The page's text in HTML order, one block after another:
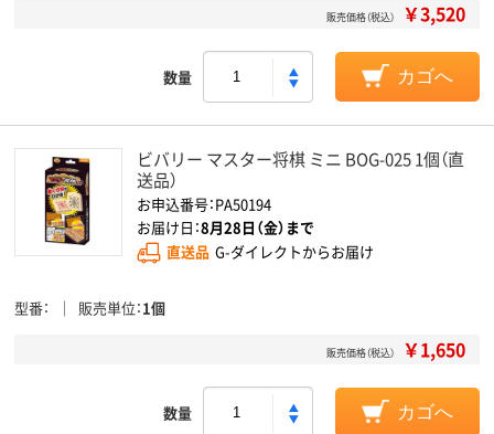
販売価格（税込） ￥3,520
数量 カゴへ
ビバリー マスター将棋 ミニ BOG-025 1個（直
送品）
お申込番号：PA50194
お届け日：8月28日（金）まで
直送品 G-ダイレクトからお届け
型番 販売単位 1個
販売価格（税込） ￥1,650
数量 カゴへ